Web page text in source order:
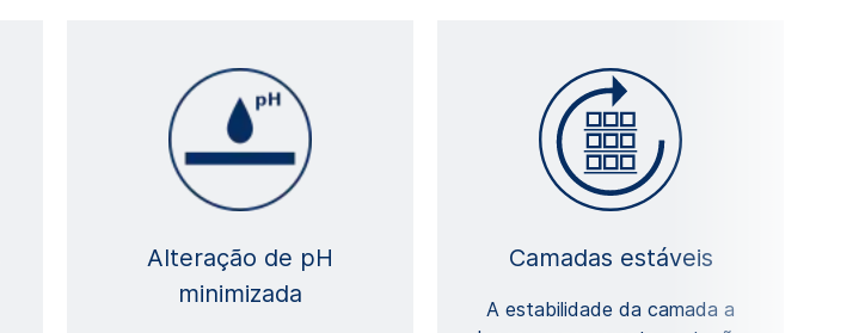
Alteração de pH
minimizada
Camadas estáveis
A estabilidade da camada a